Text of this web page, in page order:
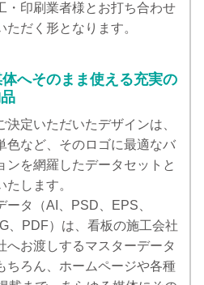
・印刷業者様とお打ち合わせ
ただく形となります。
へそのまま使える充実の
決定いただいたデザインは、
色など、そのロゴに最適なバ
ンを網羅したデータセットと
たします。
ータ（AI、PSD、EPS、
、PDF）は、看板の施工会社
へお渡しするマスターデータ
ちろん、ホームページや各種